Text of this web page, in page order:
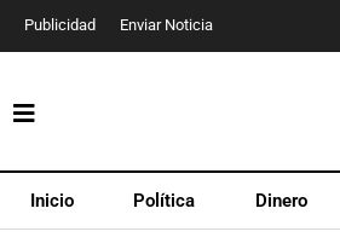
Publicidad Enviar Noticia
Inicio Política Dinero